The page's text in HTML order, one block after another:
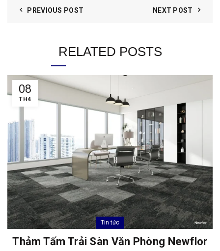
PREVIOUS POST NEXT POST
RELATED POSTS
08
TH4
Tin tức
Thảm Tấm Trải Sàn Văn Phòng Newflor